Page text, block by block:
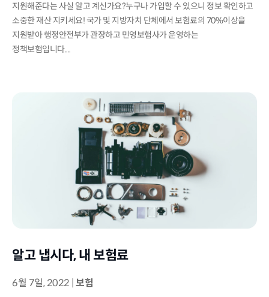
지원해준다는 사실 알고 계신가요?누구나 가입할 수 있으니 정보 확인하고
소중한 재산 지키세요! 국가 및 지방자치 단체에서 보험료의 70%이상을
지원받아 행정안전부가 관장하고 민영보험사가 운영하는
정책보험입니다....
알고 냅시다, 내 보험료
6월 7일, 2022 보험